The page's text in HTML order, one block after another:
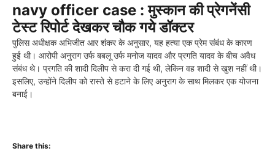
navy officer case : मुस्कान की प्रेगनेंसी
टेस्ट रिपोर्ट देखकर चौक गये डॉक्टर
पुलिस अधीक्षक अभिजीत आर शंकर के अनुसार, यह हत्या एक प्रेम संबंध के कारण
हुई थी। आरोपी अनुराग उर्फ बबलू उर्फ मनोज यादव और प्रगति यादव के बीच अवैध
संबंध थे। प्रगति की शादी दिलीप से करा दी गई थी, लेकिन वह शादी से खुश नहीं थी।
इसलिए, उन्होंने दिलीप को रास्ते से हटाने के लिए अनुराग के साथ मिलकर एक योजना
बनाई।
Share this: